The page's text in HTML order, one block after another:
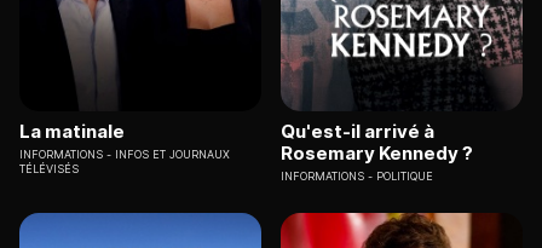
La matinale
INFORMATIONS
INFOS ET JOURNAUX
TÉLÉVISÉS
Qu'est-il arrivé à
Rosemary Kennedy ?
INFORMATIONS POLITIQUE